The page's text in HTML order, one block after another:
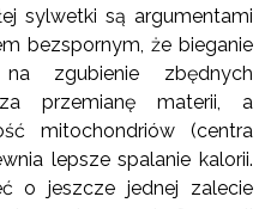
sylwetki są argumentami
bezspornym, że bieganie
zgubienie zbędnych
przemianę materii, a
mitochondriów (centra
lepsze spalanie kalorii.
o jeszcze jednej zalecie